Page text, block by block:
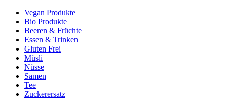
Vegan Produkte
Bio Produkte
Beeren & Früchte
Essen & Trinken
Gluten Frei
Müsli
Nüsse
Samen
Tee
Zuckerersatz